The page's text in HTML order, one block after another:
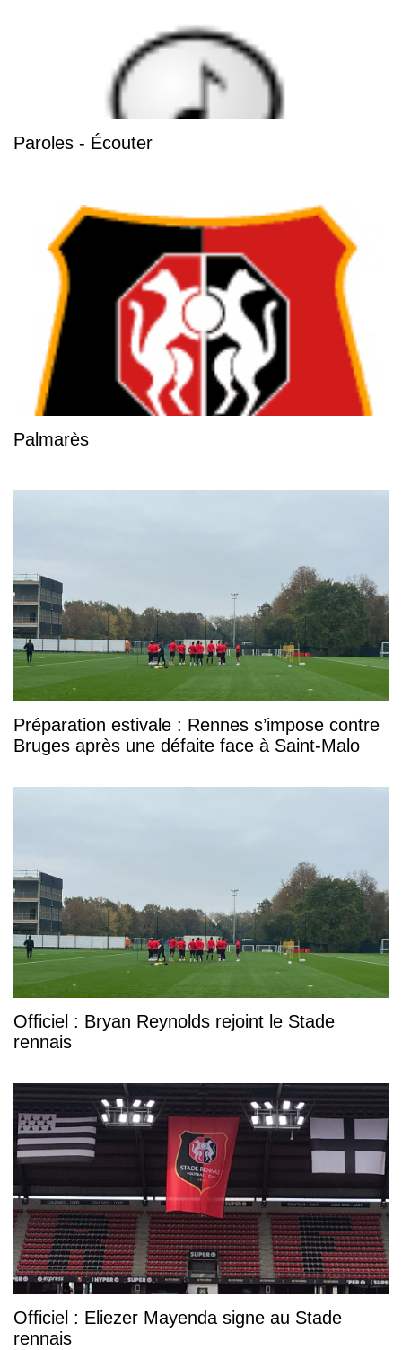
Paroles - Écouter
Palmarès
Préparation estivale : Rennes s’impose contre
Bruges après une défaite face à Saint-Malo
Officiel : Bryan Reynolds rejoint le Stade
rennais
Officiel : Eliezer Mayenda signe au Stade
rennais